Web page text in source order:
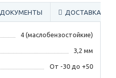
ДОКУМЕНТЫ ДОСТАВКА
4 (маслобензостойкие)
3,2 мм
От -30 до +50